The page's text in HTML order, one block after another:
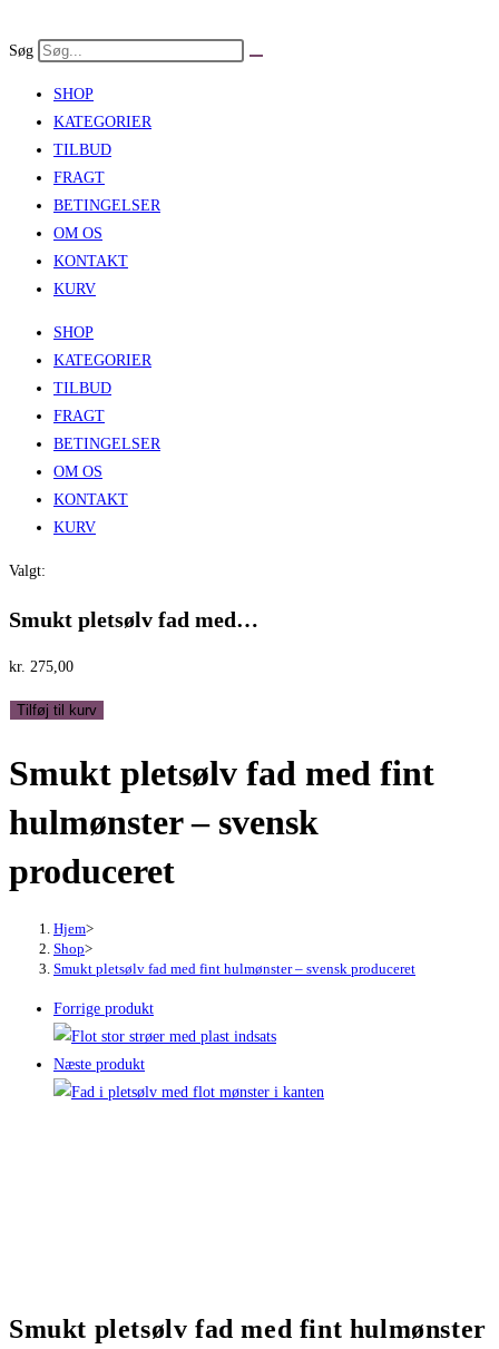
to
Søg
SHOP
KATEGORIER
TILBUD
FRAGT
BETINGELSER
OM OS
KONTAKT
KURV
SHOP
KATEGORIER
TILBUD
FRAGT
BETINGELSER
OM OS
KONTAKT
KURV
Valgt:
Smukt pletsølv fad med…
kr. 275,00
Smukt
fad
fint
produceret
Tilføj til kurv
Smukt pletsølv fad med fint
hulmønster – svensk
produceret
Hjem>
Shop>
Smukt pletsølv fad med fint hulmønster – svensk produceret
Forrige produkt
Næste produkt
Smukt pletsølv fad med fint hulmønster